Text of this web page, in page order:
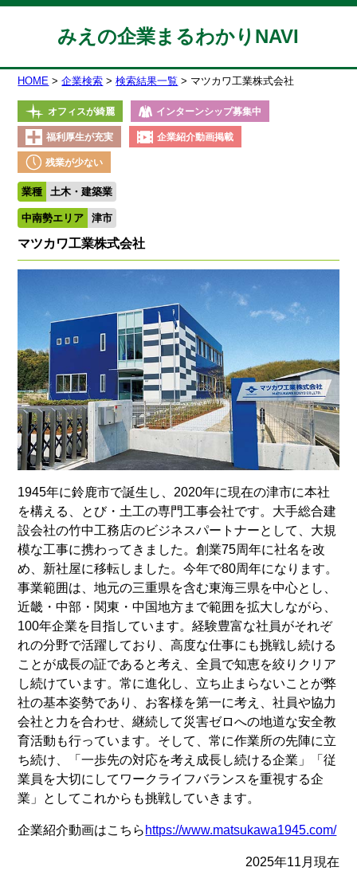
みえの企業まるわかりNAVI
HOME 企業検索 検索結果一覧 マツカワ工業株式会社
オフィスが綺麗 インターンシップ募集中
福利厚生が充実 企業紹介動画掲載
残業が少ない
業種 土木・建築業
中南勢エリア 津市
マツカワ工業株式会社
1945年に鈴鹿市で誕生し、2020年に現在の津市に本社
を構える、とび・土工の専門工事会社です。大手総合建
設会社の竹中工務店のビジネスパートナーとして、大規
模な工事に携わってきました。創業75周年に社名を改
め、新社屋に移転しました。今年で80周年になります。
事業範囲は、地元の三重県を含む東海三県を中心とし、
近畿・中部・関東・中国地方まで範囲を拡大しながら、
100年企業を目指しています。経験豊富な社員がそれぞ
れの分野で活躍しており、高度な仕事にも挑戦し続ける
ことが成長の証であると考え、全員で知恵を絞りクリア
し続けています。常に進化し、立ち止まらないことが弊
社の基本姿勢であり、お客様を第一に考え、社員や協力
会社と力を合わせ、継続して災害ゼロへの地道な安全教
育活動も行っています。そして、常に作業所の先陣に立
ち続け、「一歩先の対応を考え成長し続ける企業」「従
業員を大切にしてワークライフバランスを重視する企
業」としてこれからも挑戦していきます。
企業紹介動画はこちら https://www.matsukawa1945.com/
2025年11月現在